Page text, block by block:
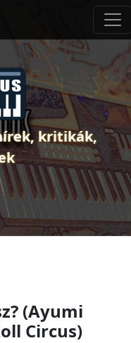
kritikák,
(Ayumi
Circus)